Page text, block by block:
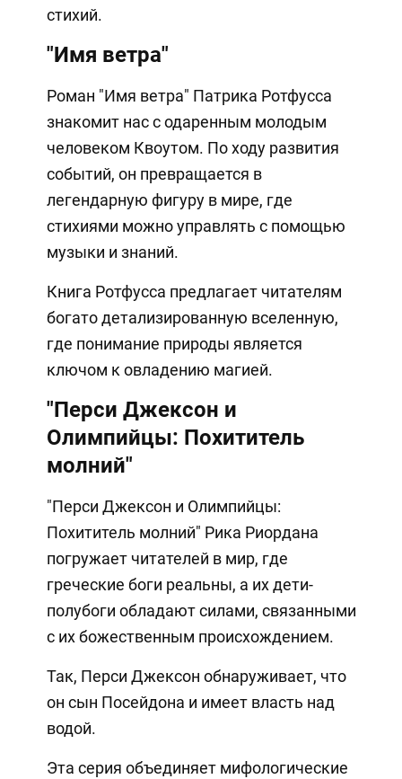
стихий.
"Имя ветра"
Роман "Имя ветра" Патрика Ротфусса
знакомит нас с одаренным молодым
человеком Квоутом. По ходу развития
событий, он превращается в
легендарную фигуру в мире, где
стихиями можно управлять с помощью
музыки и знаний.
Книга Ротфусса предлагает читателям
богато детализированную вселенную,
где понимание природы является
ключом к овладению магией.
"Перси Джексон и
Олимпийцы: Похититель
молний"
"Перси Джексон и Олимпийцы:
Похититель молний" Рика Риордана
погружает читателей в мир, где
греческие боги реальны, а их дети-
полубоги обладают силами, связанными
с их божественным происхождением.
Так, Перси Джексон обнаруживает, что
он сын Посейдона и имеет власть над
водой.
Эта серия объединяет мифологические